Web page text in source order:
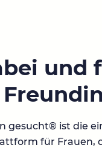
und
gesucht® ist die
für Frauen,